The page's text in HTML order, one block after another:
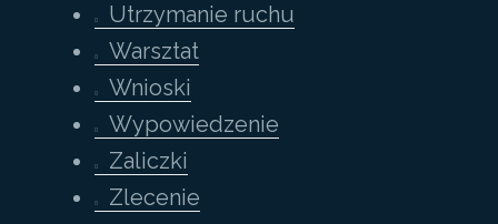
Utrzymanie ruchu
Warsztat
Wnioski
Wypowiedzenie
Zaliczki
Zlecenie